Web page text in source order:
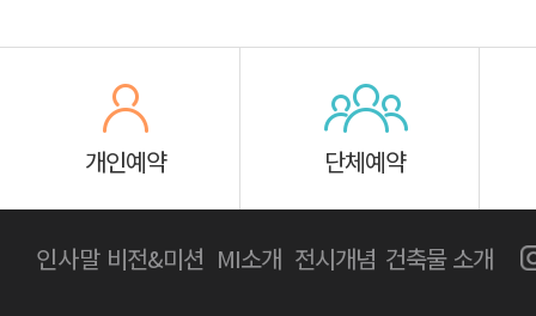
개인예약 단체예약
인사말 비전&미션 MI소개 전시개념 건축물 소개